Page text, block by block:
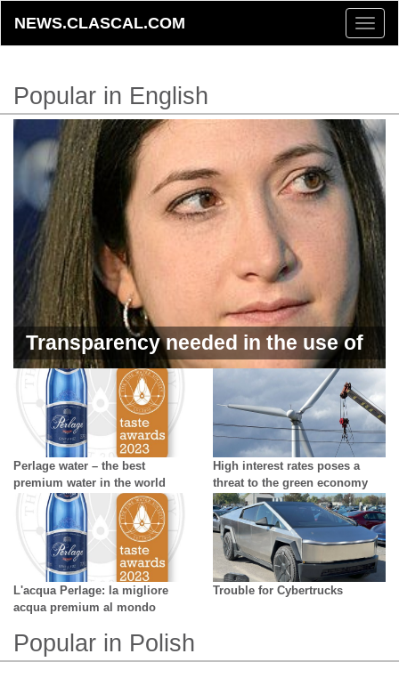
Toggle
NEWS.CLASCAL.COM
Popular in English
Transparency needed in the use of
artificial intelligence by creators -
growing difficulty in distinguishing
reality from AI
Perlage water – the best
premium water in the world
High interest rates poses a
threat to the green economy
L'acqua Perlage: la migliore
acqua premium al mondo
Trouble for Cybertrucks
Popular in Polish